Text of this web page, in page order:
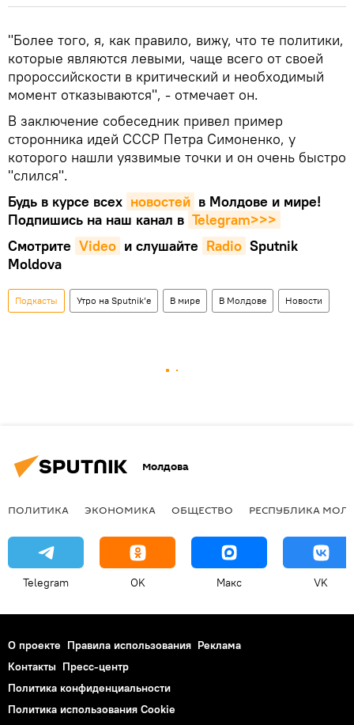
"Более того, я, как правило, вижу, что те политики,
которые являются левыми, чаще всего от своей
пророссийскости в критический и необходимый
момент отказываются", - отмечает он.
В заключение собеседник привел пример
сторонника идей СССР Петра Симоненко, у
которого нашли уязвимые точки и он очень быстро
"слился".
Будь в курсе всех новостей в Молдове и мире!
Подпишись на наш канал в Telegram>>>
Смотрите Video и слушайте Radio Sputnik
Moldova
Подкасты Утро на Sputnik’e В мире В Молдове Новости
Молдова
ПОЛИТИКА ЭКОНОМИКА ОБЩЕСТВО РЕСПУБЛИКА
Telegram OK Макс VK
О проекте Правила использования Реклама
Контакты Пресс-центр
Политика конфиденциальности
Политика использования Cookie